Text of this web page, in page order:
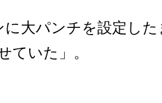
に大パンチを設定し
ていた」。